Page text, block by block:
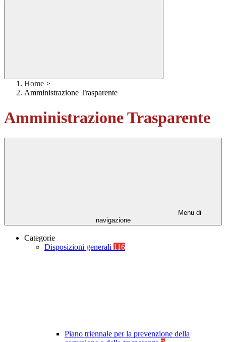
Home >
Amministrazione Trasparente
Amministrazione Trasparente
Menu di
navigazione
Categorie
Disposizioni generali 116
Piano triennale per la prevenzione della